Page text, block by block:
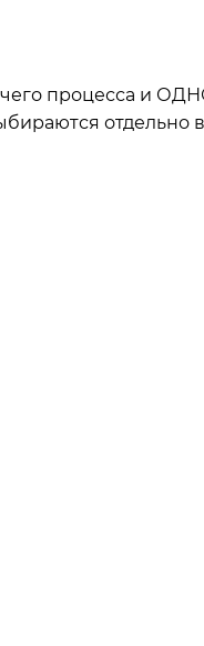
процесса и
отдельно в